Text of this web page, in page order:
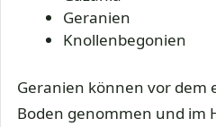
Geranien
Knollenbegonien
Geranien können vor dem
Boden genommen und im